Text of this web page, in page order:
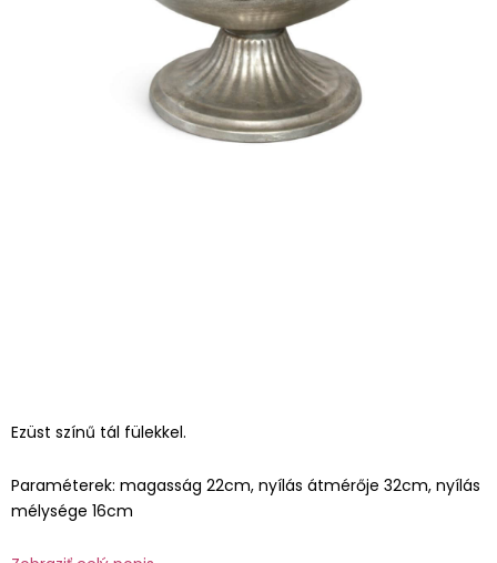
Ezüst színű tál fülekkel.
Paraméterek: magasság 22cm, nyílás átmérője 32cm, nyílás
mélysége 16cm